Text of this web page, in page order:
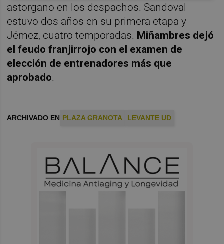
astorgano en los despachos. Sandoval
estuvo dos años en su primera etapa y
Jémez, cuatro temporadas. Miñambres dejó
el feudo franjirrojo con el examen de
elección de entrenadores más que
aprobado.
ARCHIVADO EN PLAZA GRANOTA LEVANTE UD